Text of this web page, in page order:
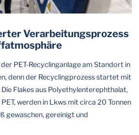
Verarbeitungsprozess
PET-Recyclinganlage am Standort in
denn der Recyclingprozess startet mit
Flakes aus Polyethylenterephthalat,
werden in Lkws mit circa 20 Tonnen
gewaschen, gereinigt und